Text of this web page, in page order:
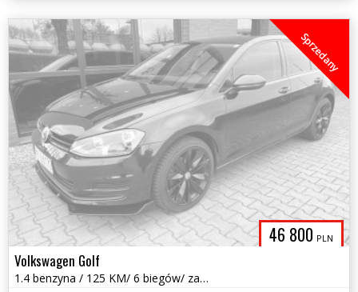
46 800 PLN
Sprzedany
Volkswagen Golf
1.4 benzyna / 125 KM/ 6 biegów/ zarejestrowany w PL/ zadbany / zamiana